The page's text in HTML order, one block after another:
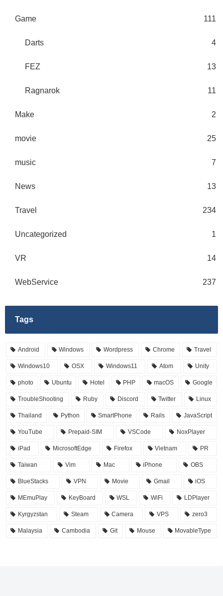
Game 111
Darts 4
FEZ 13
Ragnarok 11
Make 2
movie 25
music 7
News 13
Travel 234
Uncategorized 1
VR 14
WebService 237
Tags
Android Windows Wordpress Chrome Travel
Windows10 OSX Windows11 Atom Unity
photo Ubuntu Hotel PHP macOS Google
TroubleShooting Ruby Discord Twitter Linux
Thailand Python SmartPhone Rails JavaScript
YouTube Prepaid-SIM VSCode NoxPlayer
iPad MicrosoftEdge Firefox Vietnam PR
Taiwan Vim Mac iPhone OBS
BlueStacks VPN Movie Gmail iOS
MEmuPlay KeyBoard WSL WiFi LDPlayer
Kyrgyzstan Steam Camera VPS zero3
Malaysia Cambodia Git Mouse MovableType